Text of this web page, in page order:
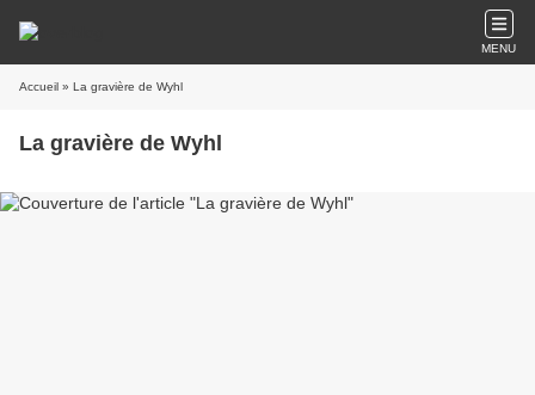
MENU
Accueil » La gravière de Wyhl
La gravière de Wyhl